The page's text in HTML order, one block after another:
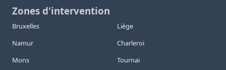
Zones d'intervention
Bruxelles
Liège
Namur
Charleroi
Mons
Tournai